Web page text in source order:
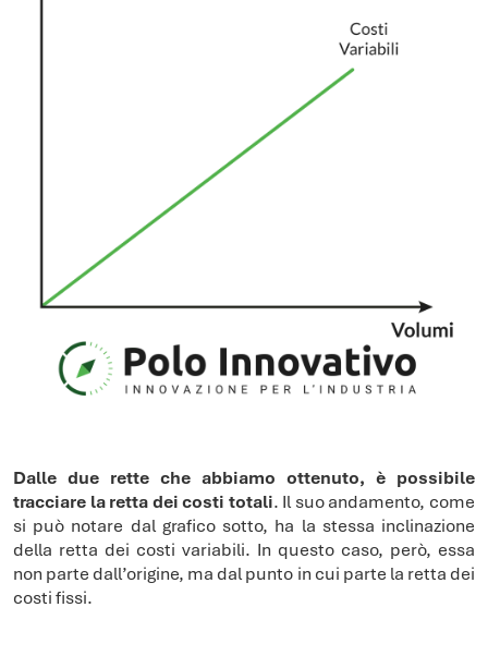
Dalle due rette che abbiamo ottenuto, è possibile
tracciare la retta dei costi totali. Il suo andamento, come
si può notare dal grafico sotto, ha la stessa inclinazione
della retta dei costi variabili. In questo caso, però, essa
non parte dall’origine, ma dal punto in cui parte la retta dei
costi fissi.